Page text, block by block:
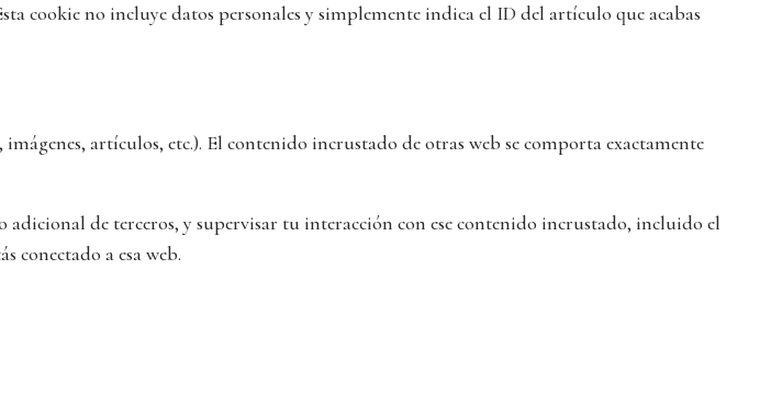
cookie no incluye datos personales y simplemente indica el ID del artículo que acabas
artículos, etc.). El contenido incrustado de otras web se comporta exactamente
de terceros, y supervisar tu interacción con ese contenido incrustado, incluido el
conectado a esa web.